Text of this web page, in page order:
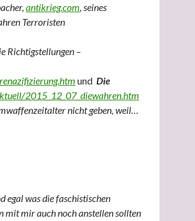
antikrieg.com, seines
Terroristen
Richtigstellungen –
und Die
2015_12_07_diewahren.htm
nicht geben, weil…
egal was die faschistischen
mit mir auch noch anstellen sollten